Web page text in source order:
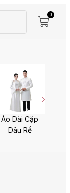
0
Áo Dài Cặp
Dâu Rể